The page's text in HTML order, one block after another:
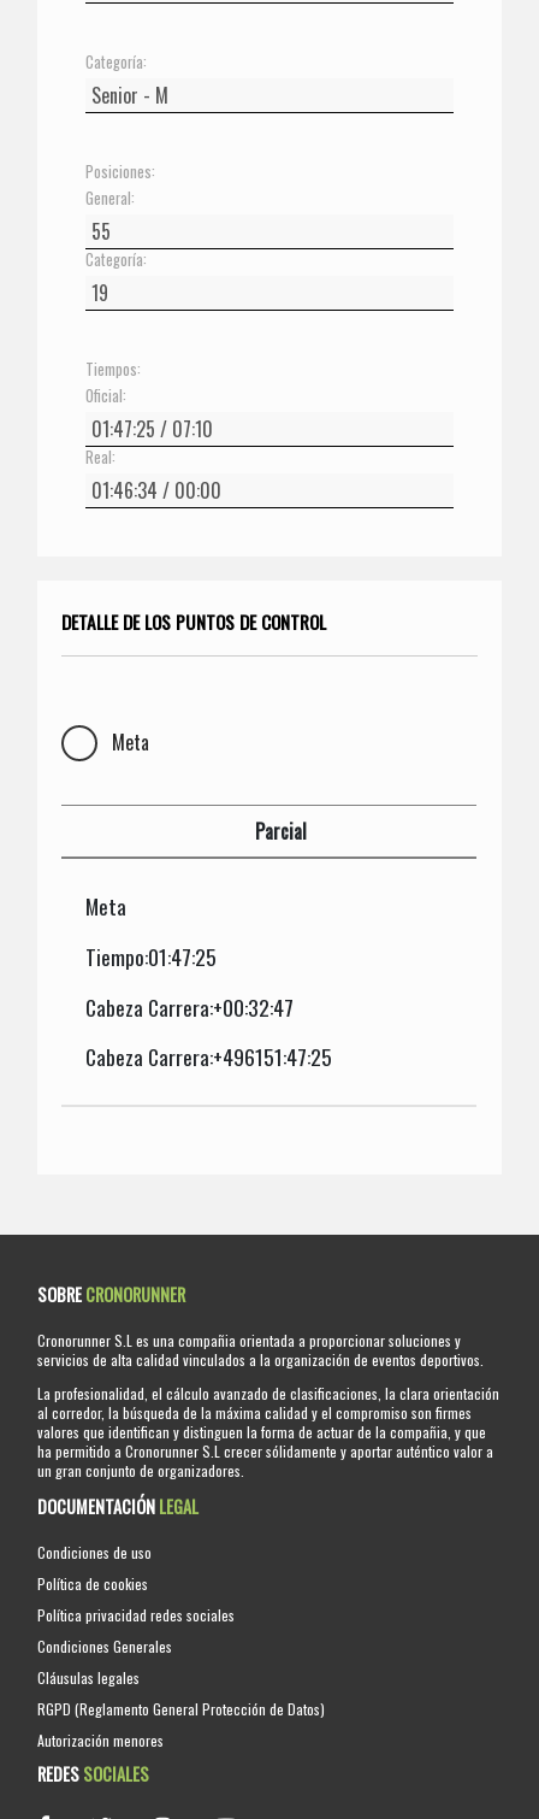
Categoría:
Posiciones:
General:
Categoría:
Tiempos:
Oficial:
Real:
DETALLE DE LOS PUNTOS DE CONTROL
Meta
Parcial
Meta
Tiempo:01:47:25
Cabeza Carrera:+00:32:47
Cabeza Carrera:+496151:47:25
SOBRECRONORUNNER
Cronorunner S.L es una compañia orientada a proporcionar soluciones y
servicios de alta calidad vinculados a la organización de eventos deportivos.
La profesionalidad, el cálculo avanzado de clasificaciones, la clara orientación
al corredor, la búsqueda de la máxima calidad y el compromiso son firmes
valores que identifican y distinguen la forma de actuar de la compañia, y que
ha permitido a Cronorunner S.L crecer sólidamente y aportar auténtico valor a
un gran conjunto de organizadores.
DOCUMENTACIÓNLEGAL
Condiciones de uso
Política de cookies
Política privacidad redes sociales
Condiciones Generales
Cláusulas legales
RGPD (Reglamento General Protección de Datos)
Autorización menores
REDESSOCIALES